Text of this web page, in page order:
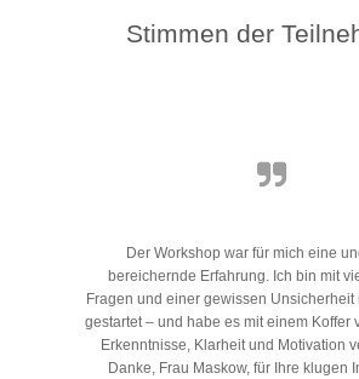
Stimmen der
Der Workshop war für mich eine
bereichernde Erfahrung. Ich bin mit
Fragen und einer gewissen Unsicherheit
gestartet – und habe es mit einem Koffer
Erkenntnisse, Klarheit und Motivation
Danke, Frau Maskow, für Ihre klugen